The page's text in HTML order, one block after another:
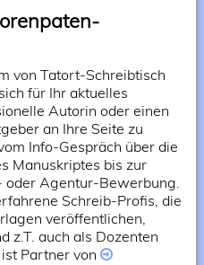
von Tatort-Schreibtisch
für Ihr aktuelles
Autorin oder einen
an Ihre Seite zu
Info-Gespräch über die
Manuskriptes bis zur
oder Agentur-Bewerbung.
Schreib-Profis, die
veröffentlichen,
z.T. auch als Dozenten
Partner von